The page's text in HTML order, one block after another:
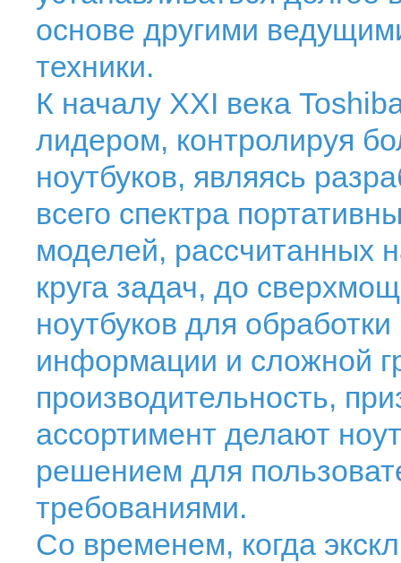
основе другими
техники.
К началу XXI века
лидером, контролируя
ноутбуков, являясь
всего спектра
моделей, рассчитанных
круга задач, до
ноутбуков для
информации и сложной
производительность,
ассортимент делают
решением для
требованиями.
Со временем, когда